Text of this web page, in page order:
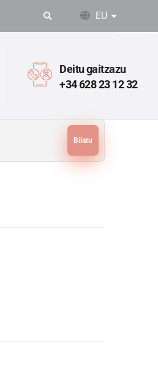
EU Ekintza
Deitu gaitzazu
+34 628 23 12 32